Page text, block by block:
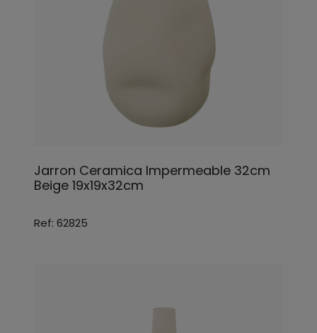
Jarron Ceramica Impermeable 32cm
Beige 19x19x32cm
Ref: 62825